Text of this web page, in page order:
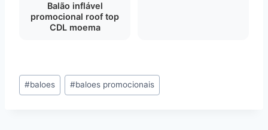
Balão inflável
promocional roof top
CDL moema
Tags
do
#baloes #baloes promocionais